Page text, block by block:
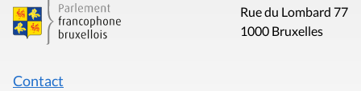
Rue du Lombard 77
1000 Bruxelles
Contact